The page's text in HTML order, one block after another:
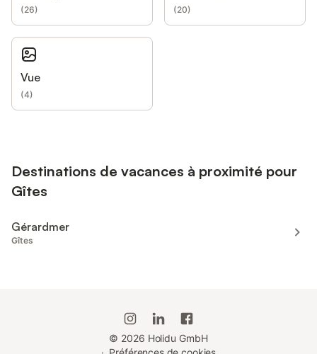
(26) (20)
Vue
(4)
Destinations de vacances à proximité pour
Gîtes
Gérardmer
Gîtes
© 2026 Holidu GmbH